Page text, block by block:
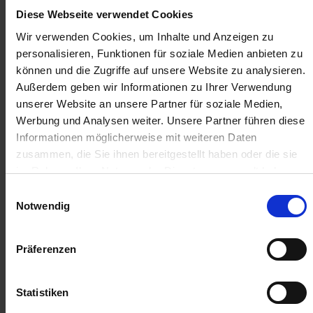
Diese Webseite verwendet Cookies
Wir verwenden Cookies, um Inhalte und Anzeigen zu
personalisieren, Funktionen für soziale Medien anbieten zu
können und die Zugriffe auf unsere Website zu analysieren.
Außerdem geben wir Informationen zu Ihrer Verwendung
unserer Website an unsere Partner für soziale Medien,
Werbung und Analysen weiter. Unsere Partner führen diese
Informationen möglicherweise mit weiteren Daten
zusammen, die Sie ihnen bereitgestellt haben oder die sie
im Rahmen Ihrer Nutzung der Dienste gesammelt haben.
Notwendig
Präferenzen
Statistiken
14,72 € / St
17,52 €
inkl. 19% MwSt.,zzgl. Versandkosten
Auf Lager
Lieferung voraussichtlichab Dienstag, 11. August 2026
Menge
QTY_CONTROL_DECREASE
ZUR VERGLEICHSLISTE HINZUFÜGEN